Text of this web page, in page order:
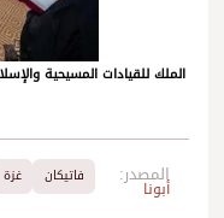
الملك للقيادات المسيحية
المصدر:
أبونا
فاتيكان غزة